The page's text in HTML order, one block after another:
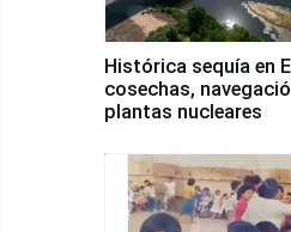
Histórica sequía en
cosechas,
plantas nucleares